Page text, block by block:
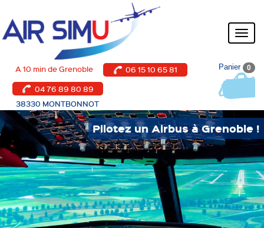
contenu
Panier 0
A 10 min de Grenoble
06 15 10 65 81
04 76 89 80 89
38330 MONTBONNOT
Pilotez un Airbus à Grenoble !